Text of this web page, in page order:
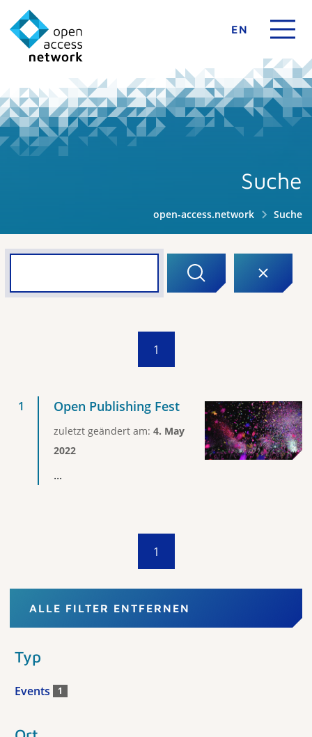
EN
Suche
open-access.network Suche
1
Open Publishing Fest
zuletzt geändert am: 4. May
2022
...
1
ALLE FILTER ENTFERNEN
Typ
Events 1